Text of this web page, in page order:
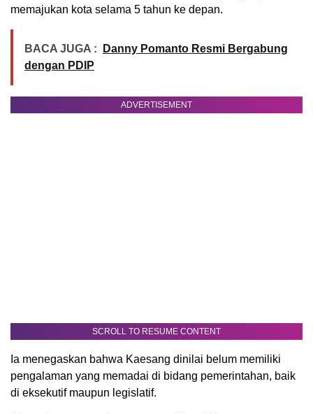
memajukan kota selama 5 tahun ke depan.
BACA JUGA :
Danny Pomanto Resmi Bergabung
dengan PDIP
ADVERTISEMENT
SCROLL TO RESUME CONTENT
Ia menegaskan bahwa Kaesang dinilai belum memiliki
pengalaman yang memadai di bidang pemerintahan, baik
di eksekutif maupun legislatif.